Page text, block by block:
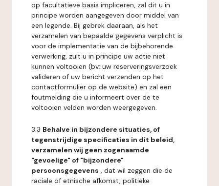
op facultatieve basis impliceren, zal dit u in
principe worden aangegeven door middel van
een legende. Bij gebrek daaraan, als het
verzamelen van bepaalde gegevens verplicht is
voor de implementatie van de bijbehorende
verwerking, zult u in principe uw actie niet
kunnen voltooien (bv: uw reserveringsverzoek
valideren of uw bericht verzenden op het
contactformulier op de website) en zal een
foutmelding die u informeert over de te
voltooien velden worden weergegeven.
3.3 Behalve in bijzondere situaties, of
tegenstrijdige specificaties in dit beleid,
verzamelen wij geen zogenaamde
"gevoelige" of "bijzondere"
persoonsgegevens , dat wil zeggen die de
raciale of etnische afkomst, politieke